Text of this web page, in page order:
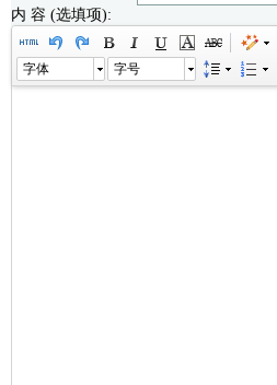
内 容 (选填项):
字体 字号